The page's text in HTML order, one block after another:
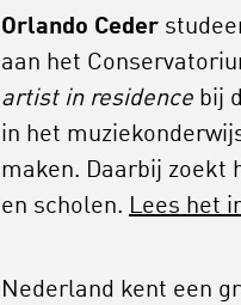
Orlando Ceder
aan het
artist in residence bij
in het
maken. Daarbij zoekt
en scholen. Lees het
Nederland kent een